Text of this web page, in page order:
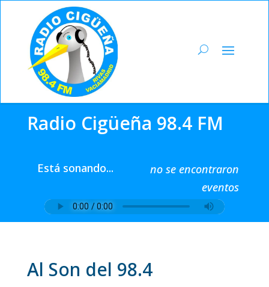
Radio Cigüeña 98.4 FM
Está sonando...
no se encontraron
eventos
Al Son del 98.4